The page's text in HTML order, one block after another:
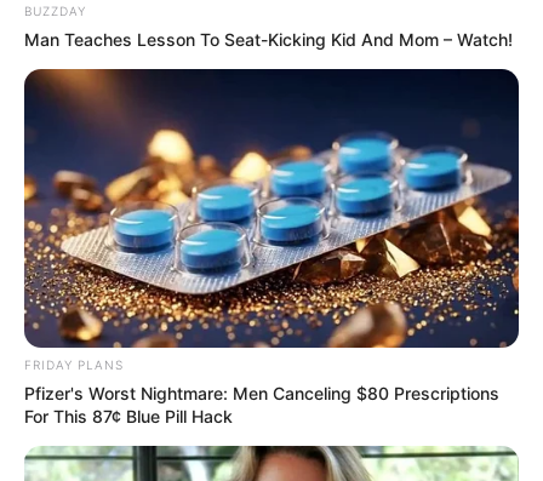
BUZZDAY
Man Teaches Lesson To Seat-Kicking Kid And Mom – Watch!
FRIDAY PLANS
Pfizer's Worst Nightmare: Men Canceling $80 Prescriptions
For This 87¢ Blue Pill Hack